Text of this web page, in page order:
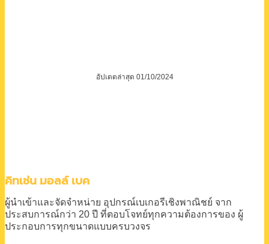
อัปเดตล่าสุด 01/10/2024
คิทเช่น มอลล์ เบค
ผู้นำเข้าและจัดจำหน่าย อุปกรณ์เบเกอรีเชิงพาณิชย์ จาก
ประสบการณ์กว่า 20 ปี ที่ตอบโจทย์ทุกความต้องการของ ผู้
ประกอบการทุกขนาดแบบครบวงจร